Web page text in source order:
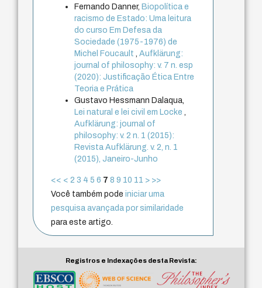
Fernando Danner,Biopolítica e
racismo de Estado: Uma leitura
do curso Em Defesa da
Sociedade (1975-1976) de
Michel Foucault
,Aufklärung:
journal of philosophy: v. 7 n. esp
(2020): Justificação Ética Entre
Teoria e Prática
Gustavo Hessmann Dalaqua,
Lei natural e lei civil em Locke
Aufklärung: journal of
philosophy: v. 2 n. 1 (2015):
Revista Aufklärung. v. 2, n. 1
(2015), Janeiro-Junho
<< < 2 3 4 5 6 7 8 9 10 11 > >>
Você também podeiniciar uma
pesquisa avançada por similaridade
para este artigo.
Registros e Indexações desta Revista: